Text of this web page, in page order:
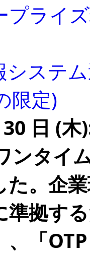
プライ
システ
限定)
日 (
ンタイ
た。企
準拠す
、「